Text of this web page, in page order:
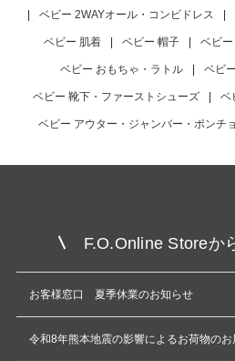
ベビー 2WAYオール・コンビドレス
ベビー 肌着 ベビー 帽子 ベビー
ベビー おもちゃ・ラトル ベビ
ベビー 靴下・ファーストシューズ ベ
ベビー アウター・ジャンバー・ポンチョ
F.O.Online Storeか
お客様窓口 夏季休業のお知らせ
令和8年熊本地震の影響によるお荷物のお